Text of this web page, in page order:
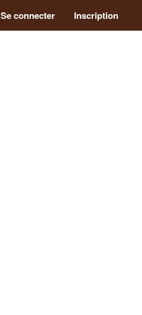
Se connecter Inscription